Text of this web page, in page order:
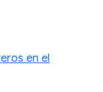
en el